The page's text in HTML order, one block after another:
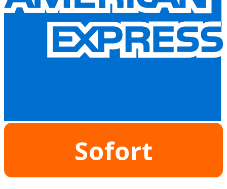
Sofort